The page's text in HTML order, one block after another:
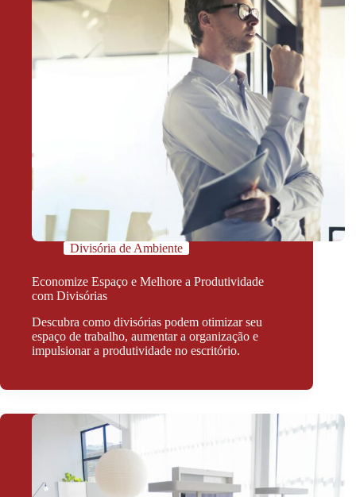
Divisória de Ambiente
Economize Espaço e Melhore a Produtividade
com Divisórias
Descubra como divisórias podem otimizar seu
espaço de trabalho, aumentar a organização e
impulsionar a produtividade no escritório.